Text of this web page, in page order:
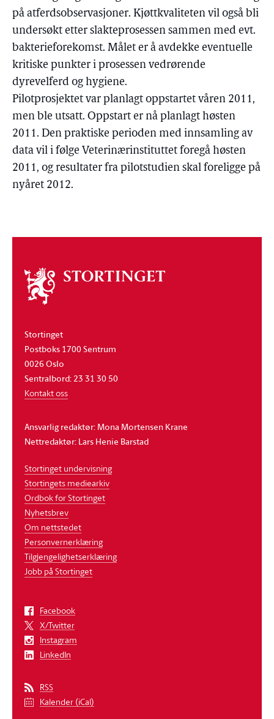
på atferdsobservasjoner. Kjøttkvaliteten vil også bli
undersøkt etter slakteprosessen sammen med evt.
bakterieforekomst. Målet er å avdekke eventuelle
kritiske punkter i prosessen vedrørende
dyrevelferd og hygiene.
Pilotprosjektet var planlagt oppstartet våren 2011,
men ble utsatt. Oppstart er nå planlagt høsten
2011. Den praktiske perioden med innsamling av
data vil i følge Veterinærinstituttet foregå høsten
2011, og resultater fra pilotstudien skal foreligge på
nyåret 2012.
Om
stortinget
Stortinget
Postboks 1700 Sentrum
0026 Oslo
Sentralbord: 23 31 30 50
Kontakt oss
Ansvarlig redaktør: Mona Mortensen Krane
Nettredaktør: Lars Henie Barstad
Stortinget undervisning
Stortingets mediearkiv
Ordbok for Stortinget
Nyhetsbrev
Om nettstedet
Personvernerklæring
Tilgjengelighetserklæring
Jobb på Stortinget
Facebook
X/Twitter
Instagram
LinkedIn
RSS
Kalender (iCal)